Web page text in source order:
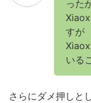
った
すが
いる
さらにダメ押しと